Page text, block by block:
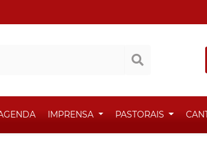
IMPRENSA PASTORAIS